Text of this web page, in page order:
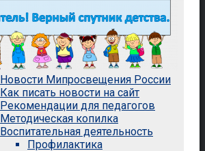
Новости Мипросвещения России
Как писать новости на сайт
Рекомендации для педагогов
Методическая копилка
Воспитательная деятельность
Профилактика